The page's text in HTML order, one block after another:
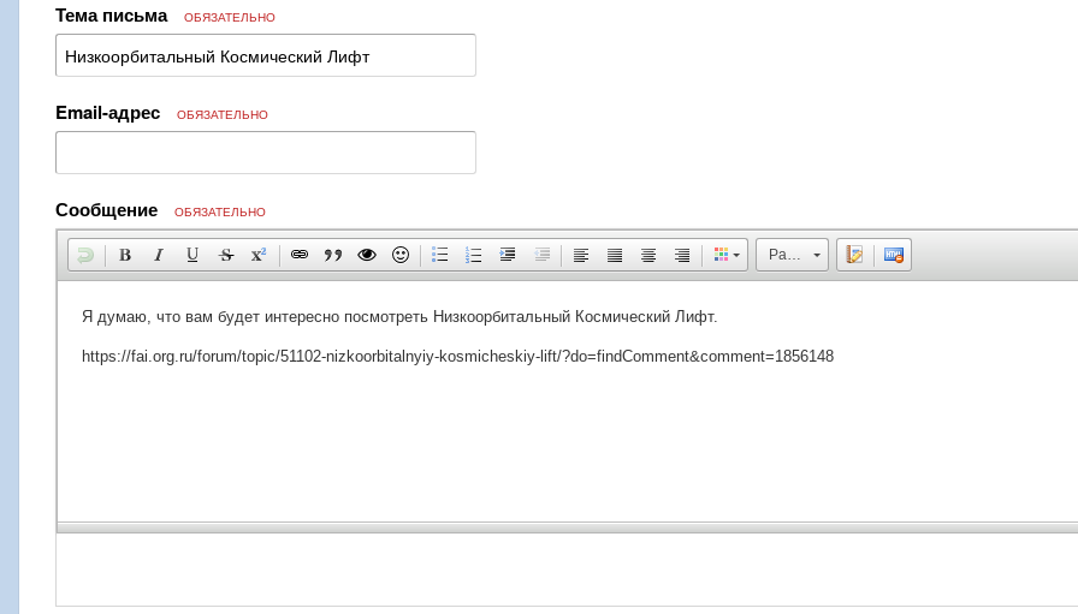
Тема письма ОБЯЗАТЕЛЬНО
Email-адрес ОБЯЗАТЕЛЬНО
Сообщение ОБЯЗАТЕЛЬНО
Размер